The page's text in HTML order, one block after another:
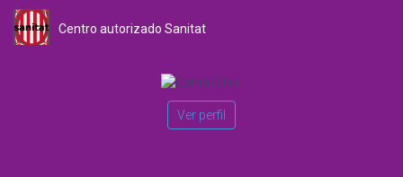
Centro autorizado Sanitat
Ver perfil